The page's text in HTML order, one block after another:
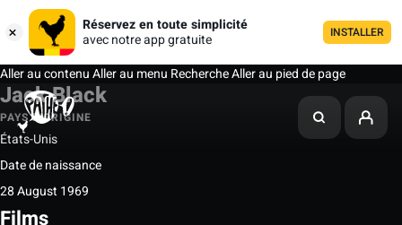
Réservez en toute simplicité
avec notre app gratuite
INSTALLER
Aller au contenuAller au menu RechercheAller au pied de page
Jack Black
PAYS D'ORIGINE
États-Unis
Date de naissance
28 August 1969
Films